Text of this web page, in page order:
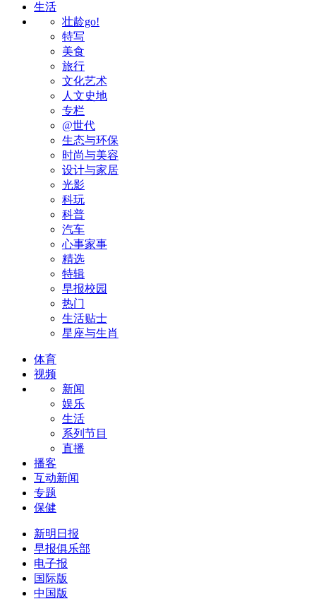
生活
壮龄go!
特写
美食
旅行
文化艺术
人文史地
专栏
@世代
生态与环保
时尚与美容
设计与家居
光影
科玩
科普
汽车
心事家事
精选
特辑
早报校园
热门
生活贴士
星座与生肖
体育
视频
新闻
娱乐
生活
系列节目
直播
播客
互动新闻
专题
保健
新明日报
早报俱乐部
电子报
国际版
中国版